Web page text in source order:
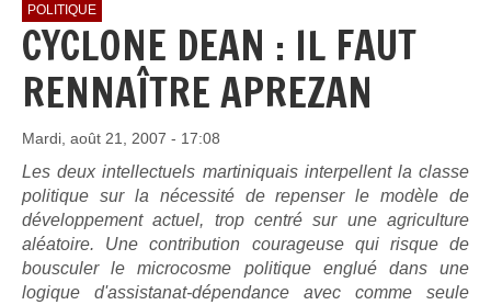
POLITIQUE
CYCLONE DEAN : IL FAUT
RENNAÎTRE APREZAN
Mardi, août 21, 2007 - 17:08
Les deux intellectuels martiniquais interpellent la classe
politique sur la nécessité de repenser le modèle de
développement actuel, trop centré sur une agriculture
aléatoire. Une contribution courageuse qui risque de
bousculer le microcosme politique englué dans une
logique d'assistanat-dépendance avec comme seule